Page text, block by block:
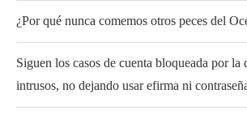
¿Por qué nunca comemos otros peces del
Siguen los casos de cuenta bloqueada por la
intrusos, no dejando usar efirma ni